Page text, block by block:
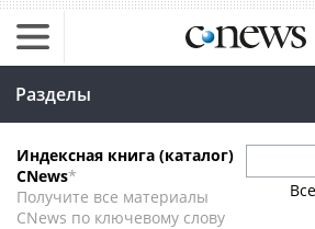
Разделы
Индексная книга (каталог)
CNews*
Получите все материалы
CNews по ключевому слову